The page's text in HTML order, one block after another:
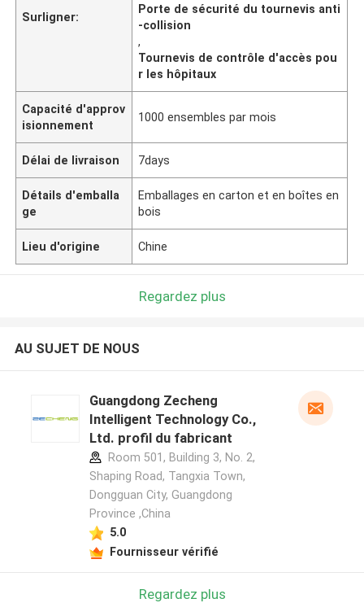
Surligner:
Porte de sécurité du tournevis anti
-collision
,
Tournevis de contrôle d'accès pou
r les hôpitaux
Capacité d'approv
isionnement
1000 ensembles par mois
Délai de livraison 7days
Détails d'emballa
ge
Emballages en carton et en boîtes en
bois
Lieu d'origine Chine
Regardez plus
AU SUJET DE NOUS
Guangdong Zecheng
Intelligent Technology Co.,
Ltd. profil du fabricant
Room 501, Building 3, No. 2,
Shaping Road, Tangxia Town,
Dongguan City, Guangdong
Province ,China
5.0
Fournisseur vérifié
Regardez plus